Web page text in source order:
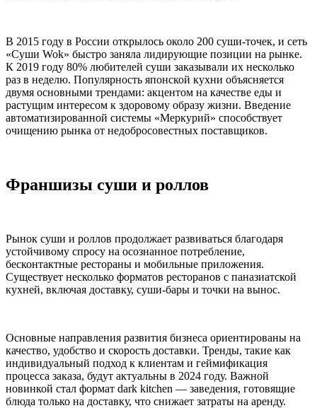
В 2015 году в России открылось около 200 суши-точек, и сеть
«Суши Wok» быстро заняла лидирующие позиции на рынке.
К 2019 году 80% любителей суши заказывали их несколько
раз в неделю. Популярность японской кухни объясняется
двумя основными трендами: акцентом на качестве еды и
растущим интересом к здоровому образу жизни. Введение
автоматизированной системы «Меркурий» способствует
очищению рынка от недобросовестных поставщиков.
Франшизы суши и роллов
Рынок суши и роллов продолжает развиваться благодаря
устойчивому спросу на осознанное потребление,
бесконтактные рестораны и мобильные приложения.
Существует несколько форматов ресторанов с паназиатской
кухней, включая доставку, суши-бары и точки на вынос.
Основные направления развития бизнеса ориентированы на
качество, удобство и скорость доставки. Тренды, такие как
индивидуальный подход к клиентам и геймификация
процесса заказа, будут актуальны в 2024 году. Важной
новинкой стал формат dark kitchen — заведения, готовящие
блюда только на доставку, что снижает затраты на аренду.